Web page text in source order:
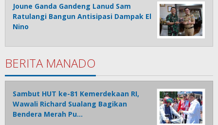
Joune Ganda Gandeng Lanud Sam
Ratulangi Bangun Antisipasi Dampak El
Nino
BERITA MANADO
Sambut HUT ke-81 Kemerdekaan RI,
Wawali Richard Sualang Bagikan
Bendera Merah Pu…